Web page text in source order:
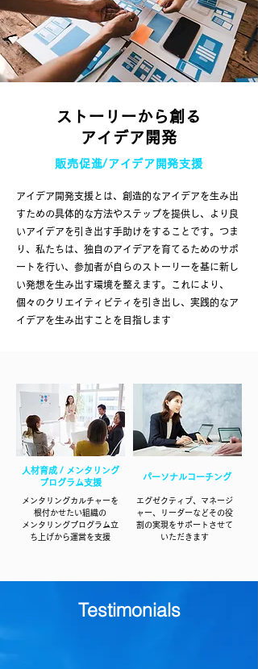
ストーリーから創る
アイデア開発
販売促進/アイデア開発支援
アイデア開発支援とは、創造的なアイデアを生み出
すための具体的な方法やステップを提供し、より良
いアイデアを引き出す手助けをすることです。つま
り、私たちは、独自のアイデアを育てるためのサポ
ートを行い、参加者が自らのストーリーを基に新し
い発想を生み出す環境を整えます。これにより、
個々のクリエイティビティを引き出し、実践的なア
イデアを生み出すことを目指します
人材育成 / メンタリング
プログラム支援
メンタリングカルチャーを
根付かせたい組織の
メンタリングプログラム立
ち上げから運営を支援
パーソナルコーチング
エグゼクティブ、マネージ
ャー、リーダーなどその役
割の実現をサポートさせて
いただきます
Testimonials